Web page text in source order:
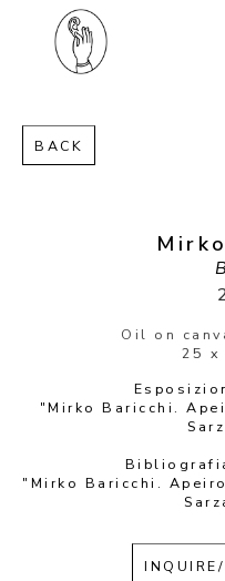
BACK
Oil on
25 x
"Mirko Baricchi.
"Mirko Baricchi.